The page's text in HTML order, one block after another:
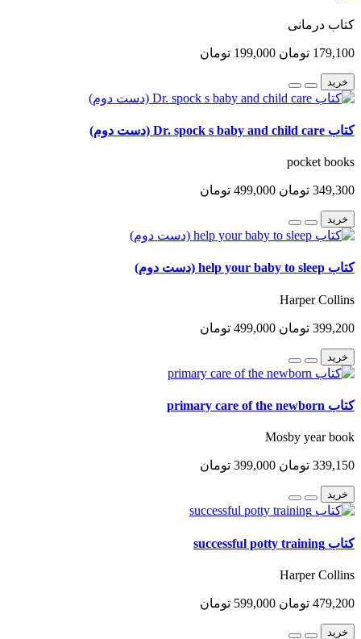
کتاب درمانی
179,100 تومان 199,000 تومان
خرید
کتاب Dr. spock s baby and child care (دست دوم)
pocket books
349,300 تومان 499,000 تومان
خرید
کتاب help your baby to sleep (دست دوم)
Harper Collins
399,200 تومان 499,000 تومان
خرید
کتاب primary care of the newborn
Mosby year book
339,150 تومان 399,000 تومان
خرید
کتاب successful potty training
Harper Collins
479,200 تومان 599,000 تومان
خرید